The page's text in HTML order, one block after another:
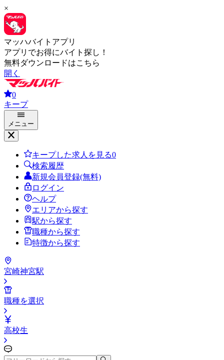
×
マッハバイトアプリ
アプリでお得にバイト探し！
無料ダウンロードはこちら
開く
0
キープ
メニュー
キープした求人を見る0
検索履歴
新規会員登録(無料)
ログイン
ヘルプ
エリアから探す
駅から探す
職種から探す
特徴から探す
宮崎神宮駅
職種を選択
高校生